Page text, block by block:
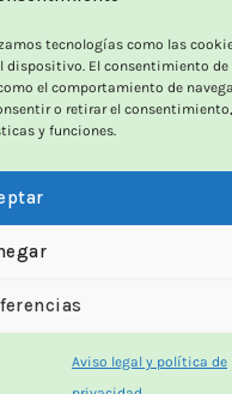
tecnologías como las
dispositivo. El consentimiento de
el comportamiento de
o retirar el
y funciones.
Aviso legal y política de